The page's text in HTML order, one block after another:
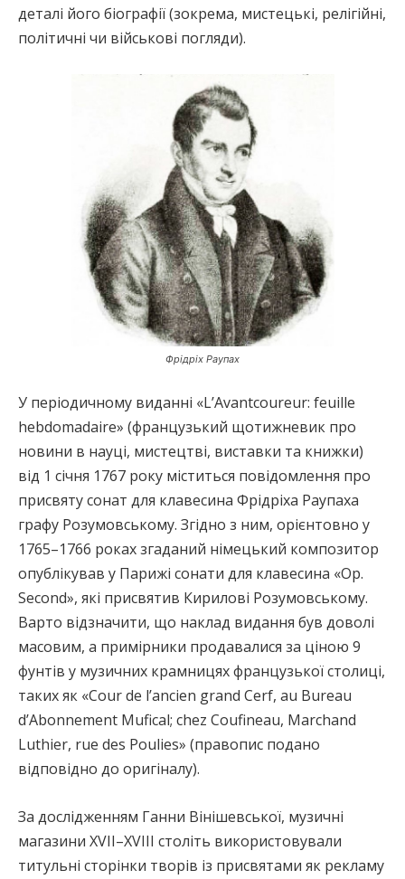
деталі його біографії (зокрема, мистецькі, релігійні,
політичні чи військові погляди).
Фрідріх Раупах
У періодичному виданні «L’Avantcoureur: feuille
hebdomadaire» (французький щотижневик про
новини в науці, мистецтві, виставки та книжки)
від 1 січня 1767 року міститься повідомлення про
присвяту сонат для клавесина Фрідріха Раупаха
графу Розумовському. Згідно з ним, орієнтовно у
1765–1766 роках згаданий німецький композитор
опублікував у Парижі сонати для клавесина «Ор.
Second», які присвятив Кирилові Розумовському.
Варто відзначити, що наклад видання був доволі
масовим, а примірники продавалися за ціною 9
фунтів у музичних крамницях французької столиці,
таких як «Сour de l’ancien grand Cerf, au Bureau
d’Abonnement Mufical; chez Coufineau, Marchand
Luthier, rue des Poulies» (правопис подано
відповідно до оригіналу).
За дослідженням Ганни Вінішевської, музичні
магазини XVII–XVIII століть використовували
титульні сторінки творів із присвятами як рекламу